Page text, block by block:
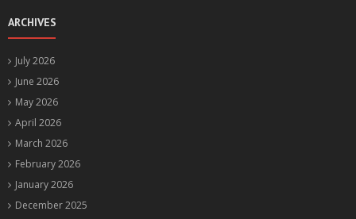
ARCHIVES
July 2026
June 2026
May 2026
April 2026
March 2026
February 2026
January 2026
December 2025